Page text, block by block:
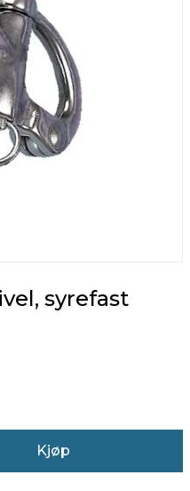
syrefast
Kjøp